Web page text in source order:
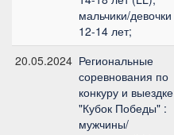
мальчики/девочки
12-14 лет;
20.05.2024 Региональные
соревнования по
конкуру и выездке
"Кубок Победы" :
мужчины/